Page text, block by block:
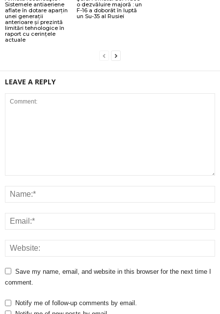
Sistemele antiaeriene
aflate în dotare aparțin
unei generații
anterioare și prezintă
limitări tehnologice în
raport cu cerințele
actuale
o dezvăluire majoră : un
F-16 a doborât în luptă
un Su-35 al Rusiei
LEAVE A REPLY
Save my name, email, and website in this browser for the next time I
comment.
Notify me of follow-up comments by email.